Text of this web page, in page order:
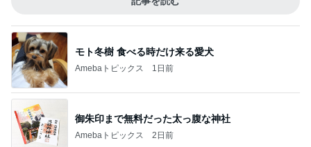
モト冬樹 食べる時だけ来る愛犬
Amebaトピックス 1日前
御朱印まで無料だった太っ腹な神社
Amebaトピックス 2日前